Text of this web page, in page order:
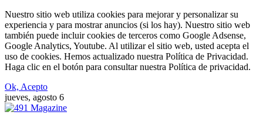
Nuestro sitio web utiliza cookies para mejorar y personalizar su
experiencia y para mostrar anuncios (si los hay). Nuestro sitio web
también puede incluir cookies de terceros como Google Adsense,
Google Analytics, Youtube. Al utilizar el sitio web, usted acepta el
uso de cookies. Hemos actualizado nuestra Política de Privacidad.
Haga clic en el botón para consultar nuestra Política de privacidad.
Ok, Acepto
jueves, agosto 6